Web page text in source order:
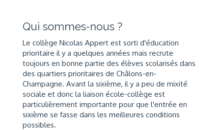
Qui sommes-nous ?
Le collège Nicolas Appert est sorti d'éducation
prioritaire il y a quelques années mais recrute
toujours en bonne partie des élèves scolarisés dans
des quartiers prioritaires de Châlons-en-
Champagne. Avant la sixième, il y a peu de mixité
sociale et donc la liaison école-collège est
particulièrement importante pour que l'entrée en
sixième se fasse dans les meilleures conditions
possibles.